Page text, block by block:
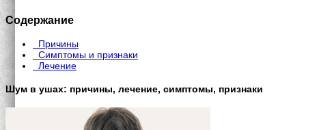
Содержание
Причины
Симптомы и признаки
Лечение
Шум в ушах: причины, лечение, симптомы, признаки